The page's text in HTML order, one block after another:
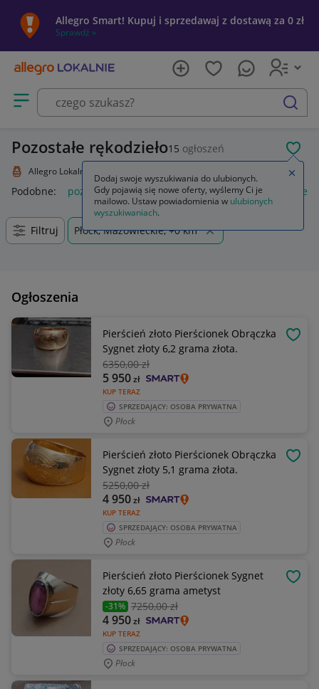
Allegro Smart! Kupuj i sprzedawaj z dostawą za 0 zł
Sprawdź »
Otwórz menu z kategoriami
szukaj
Pozostałe rękodzieło15 ogłoszeń
Allegro Lokalnie
Podobne: pozostałe łóżka pozostałe pozostałe miasta i
Filtruj Płock, Mazowieckie, +0 km
Ogłoszenia
Pierścień złoto Pierścionek Obrączka
Sygnet złoty 6,2 grama złota.
6350,00 zł
KUP TERAZ
5 950zł
SPRZEDAJĄCY: OSOBA PRYWATNA
Płock
Pierścień złoto Pierścionek Obrączka
Sygnet złoty 5,1 grama złota.
5250,00 zł
KUP TERAZ
4 950zł
SPRZEDAJĄCY: OSOBA PRYWATNA
Płock
Pierścień złoto Pierścionek Sygnet
złoty 6,65 grama ametyst
-31% 7250,00 zł
KUP TERAZ
4 950zł
SPRZEDAJĄCY: OSOBA PRYWATNA
Płock
Dodaj swoje wyszukiwania do ulubionych.
Gdy pojawią się nowe oferty, wyślemy Ci je
mailowo. Ustaw powiadomienia w ulubionych
wyszukiwaniach.